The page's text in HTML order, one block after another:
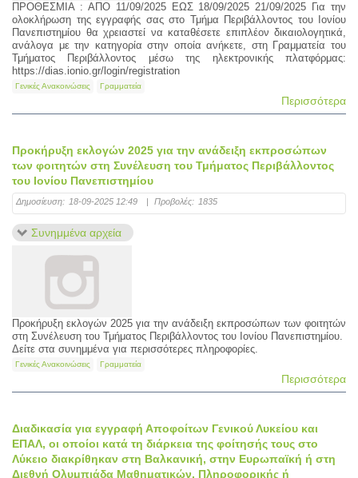
ΠΡΟΘΕΣΜΙΑ : ΑΠΟ 11/09/2025 ΕΩΣ 18/09/2025 21/09/2025 Για την
ολοκλήρωση της εγγραφής σας στο Τμήμα Περιβάλλοντος του Ιονίου
Πανεπιστημίου θα χρειαστεί να καταθέσετε επιπλέον δικαιολογητικά,
ανάλογα με την κατηγορία στην οποία ανήκετε, στη Γραμματεία του
Τμήματος Περιβάλλοντος μέσω της ηλεκτρονικής πλατφόρμας:
https://dias.ionio.gr/login/registration
Γενικές Ανακοινώσεις Γραμματεία
Περισσότερα
Προκήρυξη εκλογών 2025 για την ανάδειξη εκπροσώπων
των φοιτητών στη Συνέλευση του Τμήματος Περιβάλλοντος
του Ιονίου Πανεπιστημίου
Δημοσίευση: 18-09-2025 12:49 | Προβολές: 1835
Συνημμένα αρχεία
Προκήρυξη εκλογών 2025 για την ανάδειξη εκπροσώπων των φοιτητών
στη Συνέλευση του Τμήματος Περιβάλλοντος του Ιονίου Πανεπιστημίου.
Δείτε στα συνημμένα για περισσότερες πληροφορίες.
Γενικές Ανακοινώσεις Γραμματεία
Περισσότερα
Διαδικασία για εγγραφή Αποφοίτων Γενικού Λυκείου και
ΕΠΑΛ, οι οποίοι κατά τη διάρκεια της φοίτησής τους στο
Λύκειο διακρίθηκαν στη Βαλκανική, στην Ευρωπαϊκή ή στη
Διεθνή Ολυμπιάδα Μαθηματικών, Πληροφορικής ή